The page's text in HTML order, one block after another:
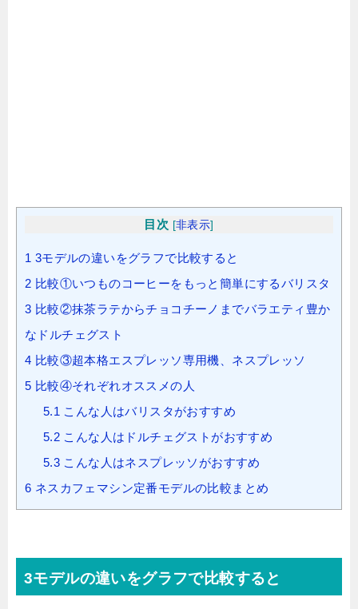
目次 [非表示]
1 3モデルの違いをグラフで比較すると
2 比較①いつものコーヒーをもっと簡単にするバリスタ
3 比較②抹茶ラテからチョコチーノまでバラエティ豊か
なドルチェグスト
4 比較③超本格エスプレッソ専用機、ネスプレッソ
5 比較④それぞれオススメの人
5.1 こんな人はバリスタがおすすめ
5.2 こんな人はドルチェグストがおすすめ
5.3 こんな人はネスプレッソがおすすめ
6 ネスカフェマシン定番モデルの比較まとめ
3モデルの違いをグラフで比較すると